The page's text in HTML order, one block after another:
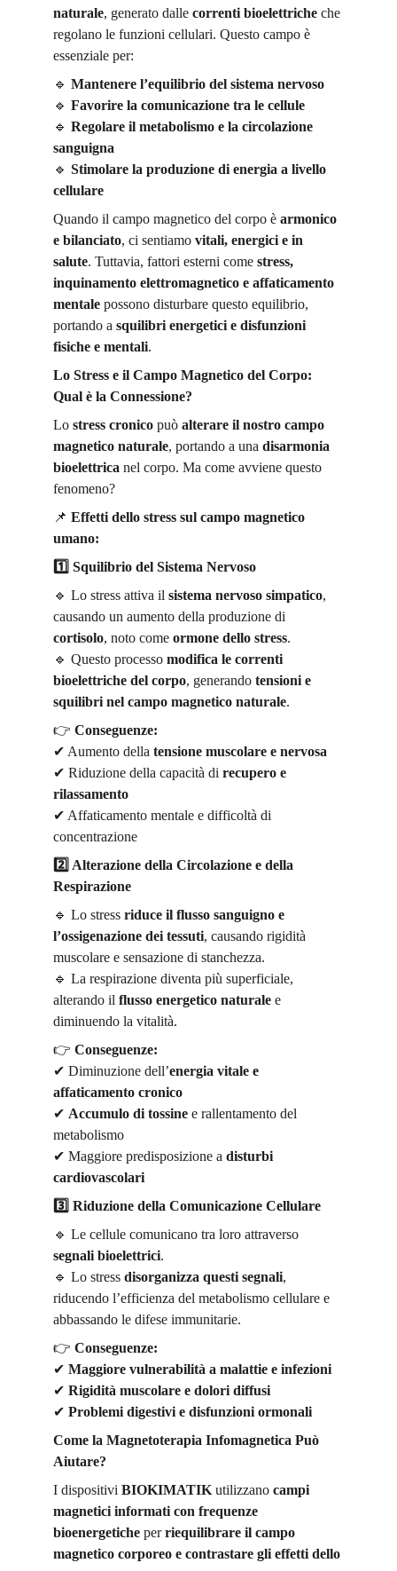
naturale, generato dalle correnti bioelettriche che
regolano le funzioni cellulari. Questo campo è
essenziale per:
🔹 Mantenere l’equilibrio del sistema nervoso
🔹 Favorire la comunicazione tra le cellule
🔹 Regolare il metabolismo e la circolazione
sanguigna
🔹 Stimolare la produzione di energia a livello
cellulare
Quando il campo magnetico del corpo è armonico
e bilanciato, ci sentiamo vitali, energici e in
salute. Tuttavia, fattori esterni come stress,
inquinamento elettromagnetico e affaticamento
mentale possono disturbare questo equilibrio,
portando a squilibri energetici e disfunzioni
fisiche e mentali.
Lo Stress e il Campo Magnetico del Corpo:
Qual è la Connessione?
Lo stress cronico può alterare il nostro campo
magnetico naturale, portando a una disarmonia
bioelettrica nel corpo. Ma come avviene questo
fenomeno?
📌 Effetti dello stress sul campo magnetico
umano:
1️ Squilibrio del Sistema Nervoso
🔹 Lo stress attiva il sistema nervoso simpatico,
causando un aumento della produzione di
cortisolo, noto come ormone dello stress.
🔹 Questo processo modifica le correnti
bioelettriche del corpo, generando tensioni e
squilibri nel campo magnetico naturale.
👉 Conseguenze:
✔ Aumento della tensione muscolare e nervosa
✔ Riduzione della capacità di recupero e
rilassamento
✔ Affaticamento mentale e difficoltà di
concentrazione
2️ Alterazione della Circolazione e della
Respirazione
🔹 Lo stress riduce il flusso sanguigno e
l’ossigenazione dei tessuti, causando rigidità
muscolare e sensazione di stanchezza.
🔹 La respirazione diventa più superficiale,
alterando il flusso energetico naturale e
diminuendo la vitalità.
👉 Conseguenze:
✔ Diminuzione dell’energia vitale e
affaticamento cronico
✔ Accumulo di tossine e rallentamento del
metabolismo
✔ Maggiore predisposizione a disturbi
cardiovascolari
3️ Riduzione della Comunicazione Cellulare
🔹 Le cellule comunicano tra loro attraverso
segnali bioelettrici.
🔹 Lo stress disorganizza questi segnali,
riducendo l’efficienza del metabolismo cellulare e
abbassando le difese immunitarie.
👉 Conseguenze:
✔ Maggiore vulnerabilità a malattie e infezioni
✔ Rigidità muscolare e dolori diffusi
✔ Problemi digestivi e disfunzioni ormonali
Come la Magnetoterapia Infomagnetica Può
Aiutare?
I dispositivi BIOKIMATIK utilizzano campi
magnetici informati con frequenze
bioenergetiche per riequilibrare il campo
magnetico corporeo e contrastare gli effetti dello